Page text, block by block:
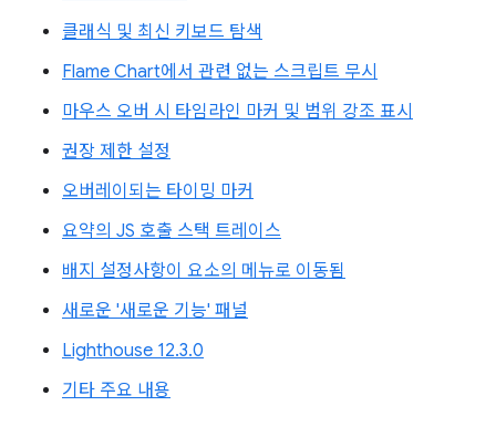
클래식 및 최신 키보드 탐색
Flame Chart에서 관련 없는 스크립트 무시
마우스 오버 시 타임라인 마커 및 범위 강조 표시
권장 제한 설정
오버레이되는 타이밍 마커
요약의 JS 호출 스택 트레이스
배지 설정사항이 요소의 메뉴로 이동됨
새로운 '새로운 기능' 패널
Lighthouse 12.3.0
기타 주요 내용